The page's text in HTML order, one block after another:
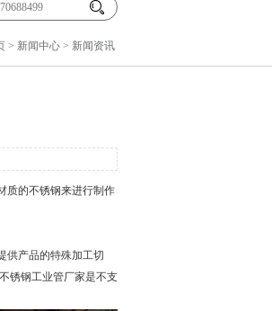
> 新闻中心 > 新闻资讯
质的不锈钢来进行制作
供产品的特殊加工切
不锈钢工业管厂家是不支